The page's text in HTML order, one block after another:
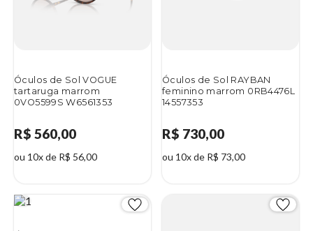
Óculos de Sol VOGUE
tartaruga marrom
0VO5599S W6561353
R$ 560,00
ou 10x de R$ 56,00
Óculos de Sol RAYBAN
feminino marrom 0RB4476L
14557353
R$ 730,00
ou 10x de R$ 73,00